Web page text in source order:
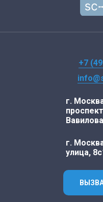
+7
г.
г.
улица,